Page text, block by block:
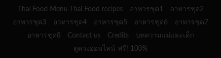
Thai Food Menu-Thai Food recipes
อาหารชุด1
อาหารชุด2
อาหารชุด3
อาหารชุด4 อาหารชุด5 อาหารชุด6
อาหารชุด7
อาหารชุด8
Contact us Credits
บทความแม่และเด็ก
ดูดวงออนไลน์ ฟรี! 100%